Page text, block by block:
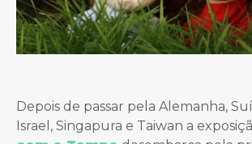
Depois de passar pela Alemanha,
Israel, Singapura e Taiwan a